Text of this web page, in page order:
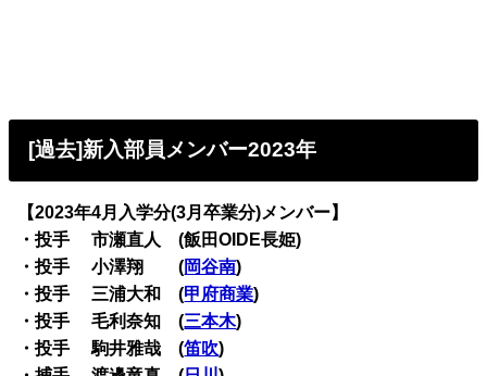
[過去]新入部員メンバー2023年
【2023年4月入学分(3月卒業分)メンバー】
・投手 市瀬直人 (飯田OIDE長姫)
・投手 小澤翔 (岡谷南)
・投手 三浦大和 (甲府商業)
・投手 毛利奈知 (三本木)
・投手 駒井雅哉 (笛吹)